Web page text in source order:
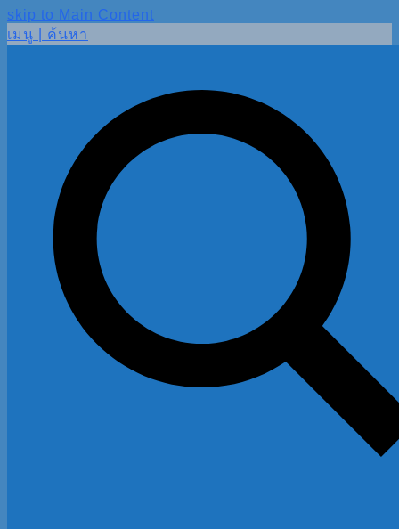
skip to Main Content
เมนู | ค้นหา